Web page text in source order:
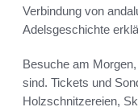
Verbindung von
Adelsgeschichte
Besuche am
sind. Tickets und
Holzschnitzereien,